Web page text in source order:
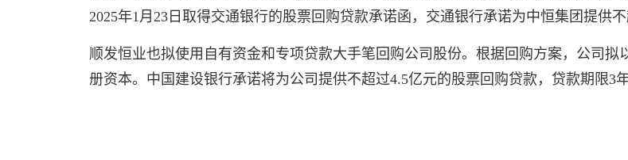
2025年1月23日取得交通银行的股票回购贷款承诺函，交通银行承诺为中恒集团提供
顺发恒业也拟使用自有资金和专项贷款大手笔回购公司股份。根据回购方案，公司
册资本。中国建设银行承诺将为公司提供不超过4.5亿元的股票回购贷款，贷款期限3年